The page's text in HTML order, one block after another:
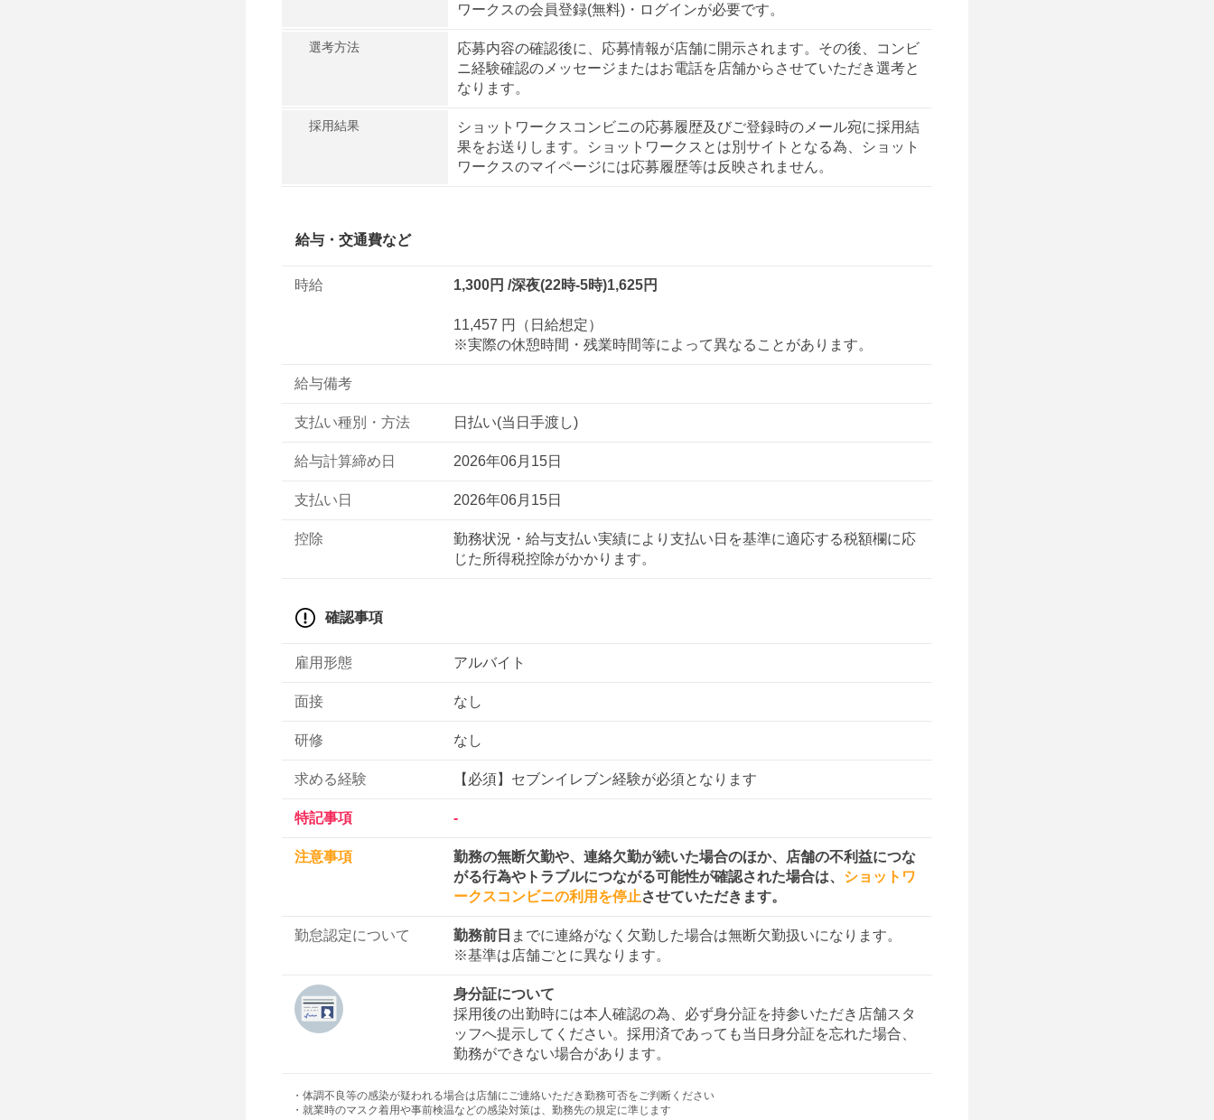
ワークスの会員登録(無料)・ログインが必要です。
選考方法
応募内容の確認後に、応募情報が店舗に開示されます。その後、コンビ
ニ経験確認のメッセージまたはお電話を店舗からさせていただき選考と
なります。
採用結果
ショットワークスコンビニの応募履歴及びご登録時のメール宛に採用結
果をお送りします。ショットワークスとは別サイトとなる為、ショット
ワークスのマイページには応募履歴等は反映されません。
給与・交通費など
時給 1,300円 /深夜(22時-5時)1,625円
11,457 円（日給想定）
※実際の休憩時間・残業時間等によって異なることがあります。
給与備考
支払い種別・方法 日払い(当日手渡し)
給与計算締め日 2026年06月15日
支払い日 2026年06月15日
控除
勤務状況・給与支払い実績により支払い日を基準に適応する税額欄に応
じた所得税控除がかかります。
確認事項
雇用形態 アルバイト
面接 なし
研修 なし
求める経験 【必須】セブンイレブン経験が必須となります
特記事項 -
注意事項
勤務の無断欠勤や、連絡欠勤が続いた場合のほか、店舗の不利益につな
がる行為やトラブルにつながる可能性が確認された場合は、 ショットワ
ークスコンビニの利用を停止させていただきます。
勤怠認定について 勤務前日 までに連絡がなく欠勤した場合は無断欠勤扱いになります。
※基準は店舗ごとに異なります。
身分証について
採用後の出勤時には本人確認の為、必ず身分証を持参いただき店舗スタ
ッフへ提示してください。採用済であっても当日身分証を忘れた場合、
勤務ができない場合があります。
・体調不良等の感染が疑われる場合は店舗にご連絡いただき勤務可否をご判断ください
・就業時のマスク着用や事前検温などの感染対策は、勤務先の規定に準じます